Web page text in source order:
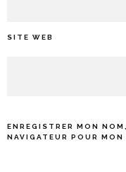
SITE WEB
ENREGISTRER MON
NAVIGATEUR POUR